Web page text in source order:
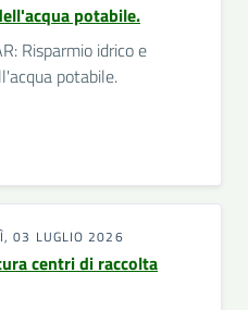
potabile.
Risparmio idrico e
potabile.
03 LUGLIO 2026
centri di raccolta